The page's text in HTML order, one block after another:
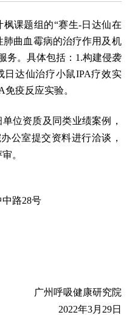
课题组的“赛生-日达仙在
曲血霉病的治疗作用及机
务。具体包括：1.构建侵袭
日达仙治疗小鼠IPA疗效实
疫反应实验。
位资质及同类业绩案例，
公室提交资料进行洽谈，
。
路28号
广州呼吸健康研究院
2022年3月29日